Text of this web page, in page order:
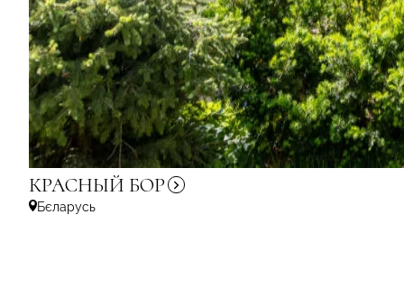
КРАСНЫЙ БОР
Бєларусь